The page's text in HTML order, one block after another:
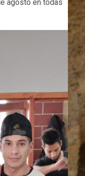
agosto en todas